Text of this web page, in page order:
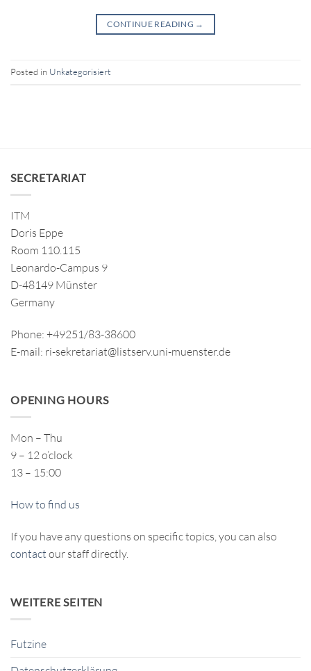
CONTINUE READING →
Posted in Unkategorisiert
SECRETARIAT
ITM
Doris Eppe
Room 110.115
Leonardo-Campus 9
D-48149 Münster
Germany
Phone: +49251/83-38600
E-mail: ri-sekretariat@listserv.uni-muenster.de
OPENING HOURS
Mon – Thu
9 – 12 o’clock
13 – 15:00
How to find us
If you have any questions on specific topics, you can also
contact our staff directly.
WEITERE SEITEN
Futzine